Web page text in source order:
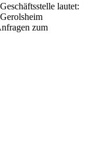
lautet:
zum